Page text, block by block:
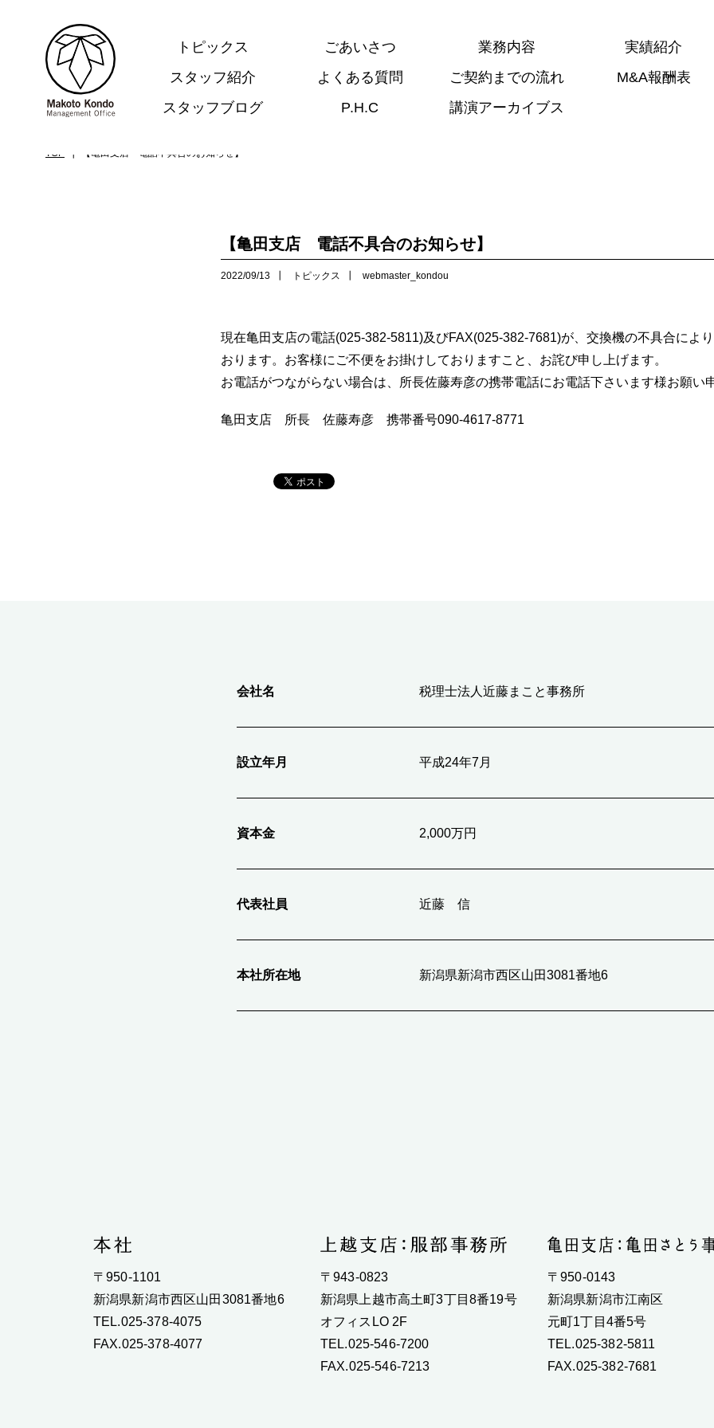
トピックス ごあいさつ 業務内容 実績紹介
スタッフ紹介
よくある質問 ご契約までの流れ M&A報酬表
スタッフブログ
P.H.C 講演アーカイブス
TOP 【亀田支店 電話不具合のお知らせ】
【亀田支店 電話不具合のお知らせ】
2022/09/13 トピックス webmaster_kondou
現在亀田支店の電話(025-382-5811)及びFAX(025-382-7681)が、交換機の不具合によ
おります。お客様にご不便をお掛けしておりますこと、お詫び申し上げます。
お電話がつながらない場合は、所長佐藤寿彦の携帯電話にお電話下さいます様お願い
亀田支店 所長 佐藤寿彦 携帯番号090-4617-8771
会社名 税理士法人近藤まこと事務所
設立年月 平成24年7月
資本金 2,000万円
代表社員 近藤 信
本社所在地 新潟県新潟市西区山田3081番地6
〒950-1101
新潟県新潟市西区山田3081番地6
TEL.025-378-4075
FAX.025-378-4077
〒943-0823
新潟県上越市高土町3丁目8番19号
オフィスLO 2F
TEL.025-546-7200
FAX.025-546-7213
〒950-0143
新潟県新潟市江南区
元町1丁目4番5号
TEL.025-382-5811
FAX.025-382-7681